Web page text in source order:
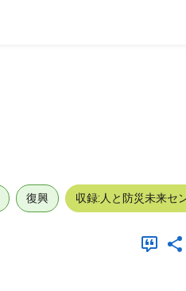
復興 収録:人と防災未来